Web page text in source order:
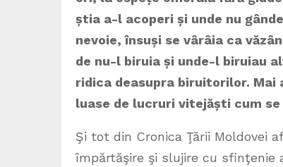
știa a-l acoperi și unde nu
nevoie, însuși se vârâia ca
de nu-l biruia și unde-l biruiau al
ridica deasupra biruitorilor. Mai
luase de lucruri vitejăști cum se
Şi tot din Cronica Ţării Moldovei
împărtăşire şi slujire cu sfinţenie